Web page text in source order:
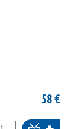
58€